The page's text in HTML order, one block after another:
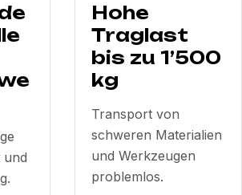
und
Hohe
Traglast
bis zu 1’500
kg
Transport von
schweren Materialien
und Werkzeugen
problemlos.